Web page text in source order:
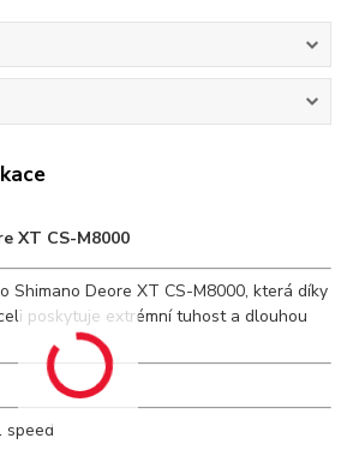
XT CS-M8000
Shimano Deore XT CS-M8000, která díky
poskytuje extrémní tuhost a dlouhou
speed